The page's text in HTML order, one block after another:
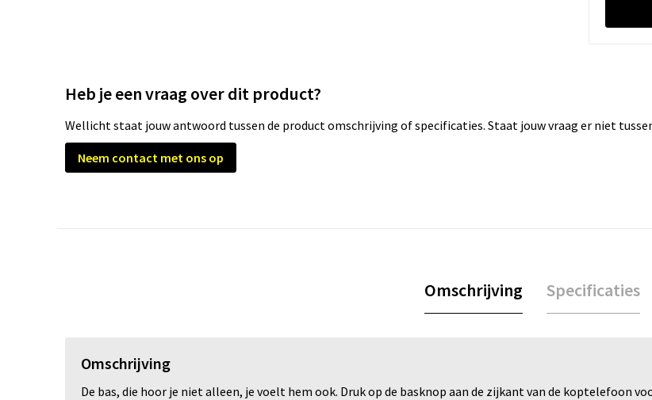
Heb je een vraag over dit product?
Wellicht staat jouw antwoord tussen de product omschrijving of specificaties. Staat jouw vraag er niet
Neem contact met ons op
Omschrijving Specificaties
Omschrijving
De bas, die hoor je niet alleen, je voelt hem ook. Druk op de basknop aan de zijkant van de koptelefoon